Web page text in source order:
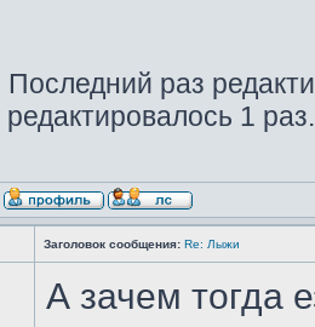
Последний раз
редактировалось 1 раз.
Заголовок сообщения: Re: Лыжи
А зачем тогда